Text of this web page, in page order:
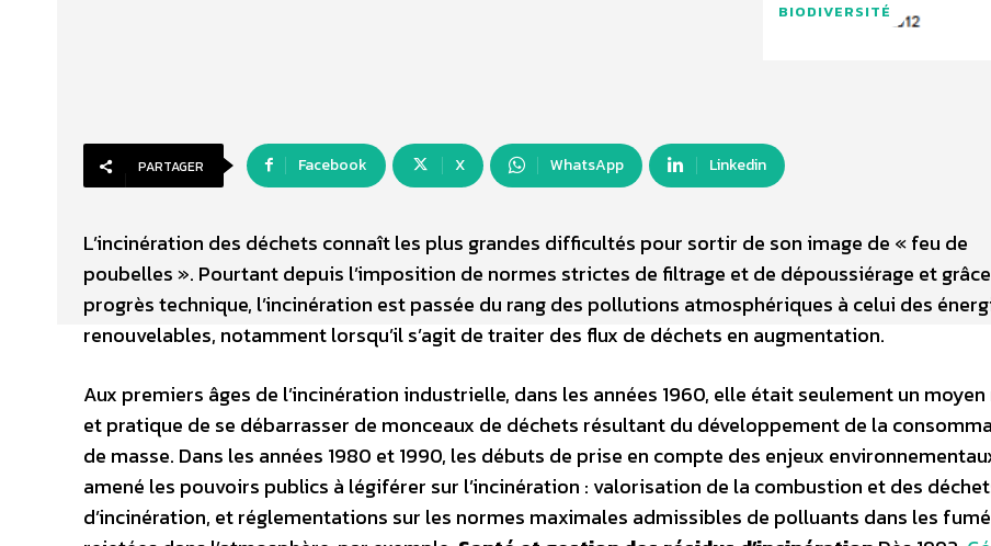
BIODIVERSITÉ
PARTAGER Facebook X WhatsApp Linkedin
L’incinération des déchets connaît les plus grandes difficultés pour sortir de son image de « feu de
poubelles ». Pourtant depuis l’imposition de normes strictes de filtrage et de dépoussiérage et
progrès technique, l’incinération est passée du rang des pollutions atmosphériques à celui des
renouvelables, notamment lorsqu’il s’agit de traiter des flux de déchets en augmentation.
Aux premiers âges de l’incinération industrielle, dans les années 1960, elle était seulement un
et pratique de se débarrasser de monceaux de déchets résultant du développement de la
de masse. Dans les années 1980 et 1990, les débuts de prise en compte des enjeux
amené les pouvoirs publics à légiférer sur l’incinération : valorisation de la combustion et des
d’incinération, et réglementations sur les normes maximales admissibles de polluants dans les